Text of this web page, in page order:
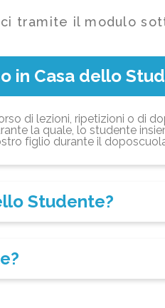
tramite il modulo
in Casa dello
di lezioni, ripetizioni o di
la quale, lo studente
figlio durante il
Studente?